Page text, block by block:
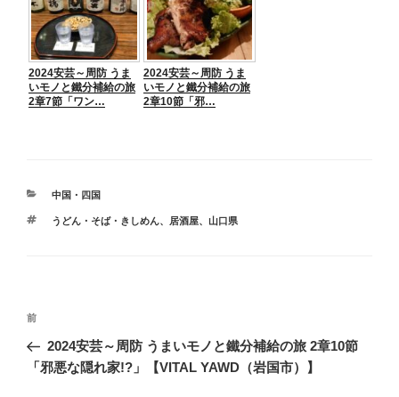
2024安芸～周防 うま
いモノと鐵分補給の旅
2章7節「ワン…
2024安芸～周防 うま
いモノと鐵分補給の旅
2章10節「邪…
カ
ゴ
中国・四国
タ
うどん・そば・きしめん、 居酒屋、 山口県
投
ナ
前
の
投
前
2024安芸～周防 うまいモノと鐵分補給の旅 2章10節
「邪悪な隠れ家!?」【VITAL YAWD（岩国市）】